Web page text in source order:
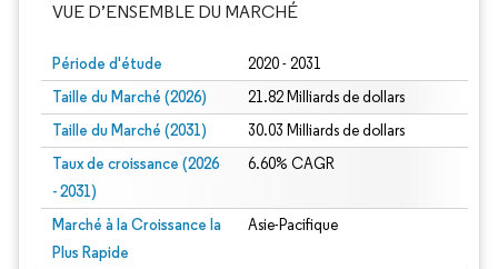
VUE D’ENSEMBLE DU MARCHÉ
Période d'étude 2020 - 2031
Taille du Marché (2026) 21.82 Milliards de dollars
Taille du Marché (2031) 30.03 Milliards de dollars
Taux de croissance (2026
- 2031)
6.60% CAGR
Marché à la Croissance la
Plus Rapide
Asie-Pacifique